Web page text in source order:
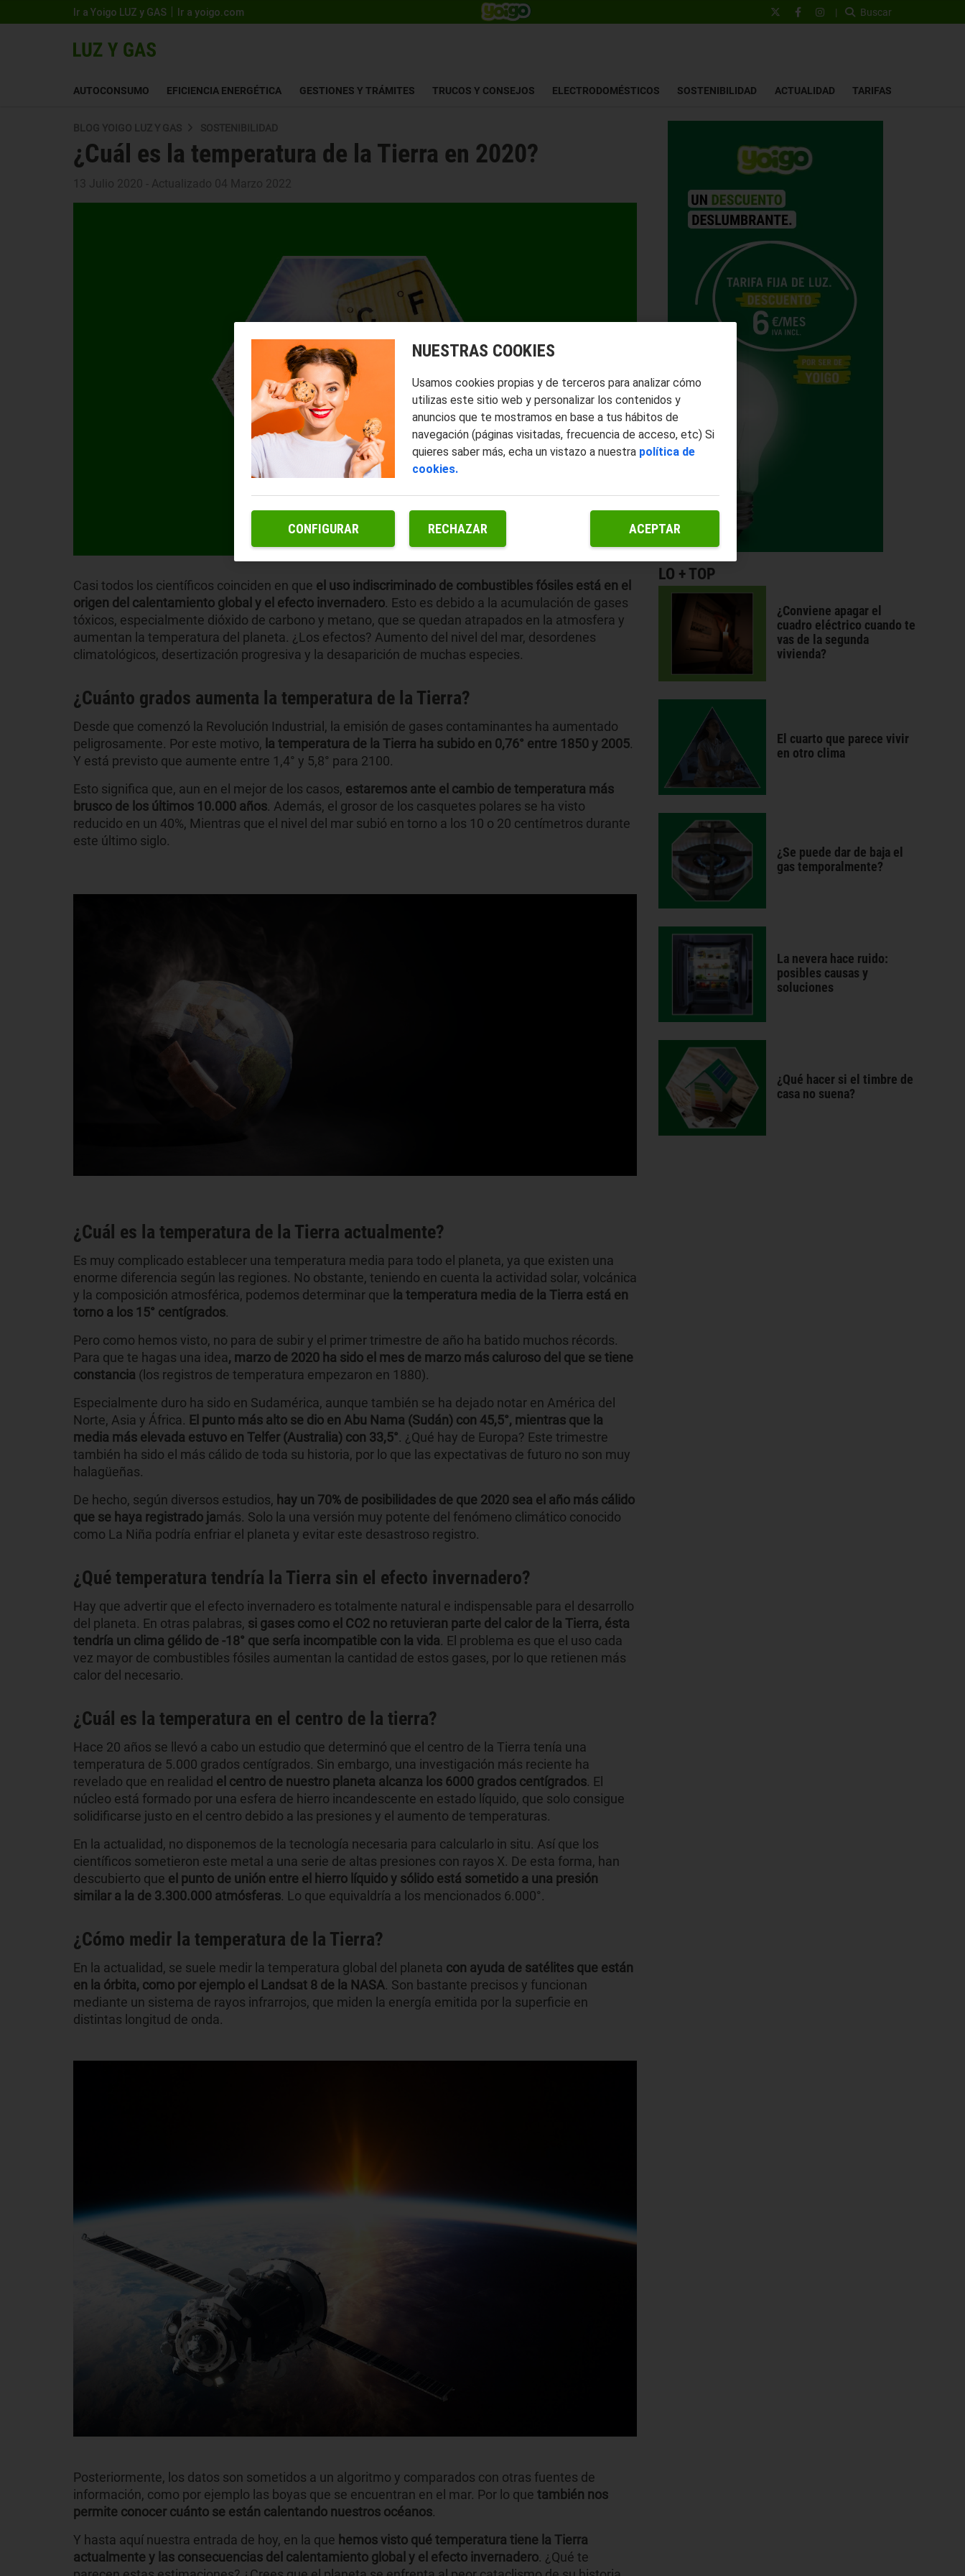
Ir a Yoigo LUZ y GAS Ir a yoigo.com | Buscar
AUTOCONSUMO EFICIENCIA ENERGÉTICA GESTIONES Y TRÁMITES TRUCOS Y CONSEJOS ELECTRODOMÉSTICOS SOSTENIBILIDAD ACTUALIDAD TARIFAS
BLOG YOIGO LUZ Y GAS SOSTENIBILIDAD
¿Cuál es la temperatura de la Tierra en 2020?
13 Julio 2020 - Actualizado 04 Marzo 2022
Casi todos los científicos coinciden en que el uso indiscriminado de combustibles fósiles está en el
origen del calentamiento global y el efecto invernadero. Esto es debido a la acumulación de gases
tóxicos, especialmente dióxido de carbono y metano, que se quedan atrapados en la atmosfera y
aumentan la temperatura del planeta. ¿Los efectos? Aumento del nivel del mar, desordenes
climatológicos, desertización progresiva y la desaparición de muchas especies.
¿Cuánto grados aumenta la temperatura de la Tierra?
Desde que comenzó la Revolución Industrial, la emisión de gases contaminantes ha aumentado
peligrosamente. Por este motivo, la temperatura de la Tierra ha subido en 0,76° entre 1850 y 2005.
Y está previsto que aumente entre 1,4° y 5,8° para 2100.
Esto significa que, aun en el mejor de los casos, estaremos ante el cambio de temperatura más
brusco de los últimos 10.000 años. Además, el grosor de los casquetes polares se ha visto
reducido en un 40%, Mientras que el nivel del mar subió en torno a los 10 o 20 centímetros durante
este último siglo.
¿Cuál es la temperatura de la Tierra actualmente?
Es muy complicado establecer una temperatura media para todo el planeta, ya que existen una
enorme diferencia según las regiones. No obstante, teniendo en cuenta la actividad solar, volcánica
y la composición atmosférica, podemos determinar que la temperatura media de la Tierra está en
torno a los 15° centígrados.
Pero como hemos visto, no para de subir y el primer trimestre de año ha batido muchos récords.
Para que te hagas una idea, marzo de 2020 ha sido el mes de marzo más caluroso del que se tiene
constancia (los registros de temperatura empezaron en 1880).
Especialmente duro ha sido en Sudamérica, aunque también se ha dejado notar en América del
Norte, Asia y África. El punto más alto se dio en Abu Nama (Sudán) con 45,5°, mientras que la
media más elevada estuvo en Telfer (Australia) con 33,5°. ¿Qué hay de Europa? Este trimestre
también ha sido el más cálido de toda su historia, por lo que las expectativas de futuro no son muy
halagüeñas.
De hecho, según diversos estudios, hay un 70% de posibilidades de que 2020 sea el año más cálido
que se haya registrado jamás. Solo la una versión muy potente del fenómeno climático conocido
como La Niña podría enfriar el planeta y evitar este desastroso registro.
¿Qué temperatura tendría la Tierra sin el efecto invernadero?
Hay que advertir que el efecto invernadero es totalmente natural e indispensable para el desarrollo
del planeta. En otras palabras, si gases como el CO2 no retuvieran parte del calor de la Tierra, ésta
tendría un clima gélido de -18° que sería incompatible con la vida. El problema es que el uso cada
vez mayor de combustibles fósiles aumentan la cantidad de estos gases, por lo que retienen más
calor del necesario.
¿Cuál es la temperatura en el centro de la tierra?
Hace 20 años se llevó a cabo un estudio que determinó que el centro de la Tierra tenía una
temperatura de 5.000 grados centígrados. Sin embargo, una investigación más reciente ha
revelado que en realidad el centro de nuestro planeta alcanza los 6000 grados centígrados. El
núcleo está formado por una esfera de hierro incandescente en estado líquido, que solo consigue
solidificarse justo en el centro debido a las presiones y el aumento de temperaturas.
En la actualidad, no disponemos de la tecnología necesaria para calcularlo in situ. Así que los
científicos sometieron este metal a una serie de altas presiones con rayos X. De esta forma, han
descubierto que el punto de unión entre el hierro líquido y sólido está sometido a una presión
similar a la de 3.300.000 atmósferas. Lo que equivaldría a los mencionados 6.000°.
¿Cómo medir la temperatura de la Tierra?
En la actualidad, se suele medir la temperatura global del planeta con ayuda de satélites que están
en la órbita, como por ejemplo el Landsat 8 de la NASA. Son bastante precisos y funcionan
mediante un sistema de rayos infrarrojos, que miden la energía emitida por la superficie en
distintas longitud de onda.
Posteriormente, los datos son sometidos a un algoritmo y comparados con otras fuentes de
información, como por ejemplo las boyas que se encuentran en el mar. Por lo que también nos
permite conocer cuánto se están calentando nuestros océanos.
Y hasta aquí nuestra entrada de hoy, en la que hemos visto qué temperatura tiene la Tierra
actualmente y las consecuencias del calentamiento global y el efecto invernadero. ¿Qué te
LO + TOP
¿Conviene apagar el
cuadro eléctrico cuando te
vas de la segunda
vivienda?
El cuarto que parece vivir
en otro clima
¿Se puede dar de baja el
gas temporalmente?
La nevera hace ruido:
posibles causas y
soluciones
¿Qué hacer si el timbre de
casa no suena?
NUESTRAS COOKIES
Usamos cookies propias y de terceros para analizar cómo
utilizas este sitio web y personalizar los contenidos y
anuncios que te mostramos en base a tus hábitos de
navegación (páginas visitadas, frecuencia de acceso, etc) Si
quieres saber más, echa un vistazo a nuestra política de
cookies.
CONFIGURAR RECHAZAR ACEPTAR